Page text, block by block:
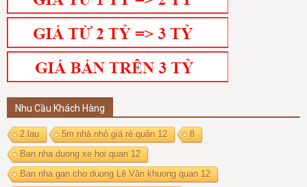
Nhu Cầu Khách Hàng
2 lau 5m nhà nhỏ giá rẻ quận 12
8
Ban nha duong xe hoi quan 12
Ban nha gan cho duong Lê Văn khuong quan 12